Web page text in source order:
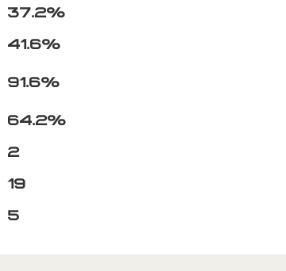
37.2%
41.6%
91.6%
64.2%
2
19
5